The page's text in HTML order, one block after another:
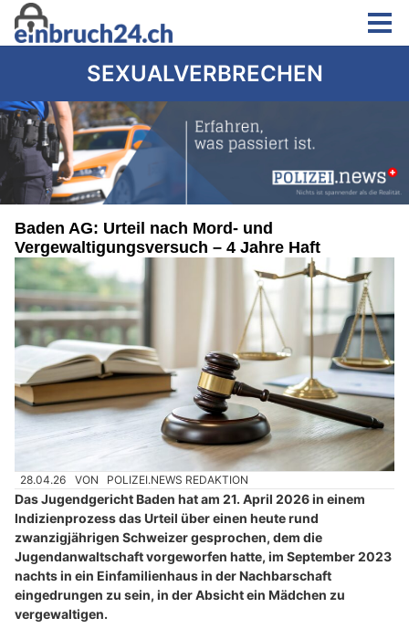
SEXUALVERBRECHEN
Baden AG: Urteil nach Mord- und
Vergewaltigungsversuch – 4 Jahre Haft
28.04.26 VON POLIZEI.NEWS REDAKTION
Das Jugendgericht Baden hat am 21. April 2026 in einem
Indizienprozess das Urteil über einen heute rund
zwanzigjährigen Schweizer gesprochen, dem die
Jugendanwaltschaft vorgeworfen hatte, im September 2023
nachts in ein Einfamilienhaus in der Nachbarschaft
eingedrungen zu sein, in der Absicht ein Mädchen zu
vergewaltigen.